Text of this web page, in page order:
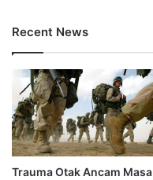
Recent News
Trauma Otak Ancam Masa